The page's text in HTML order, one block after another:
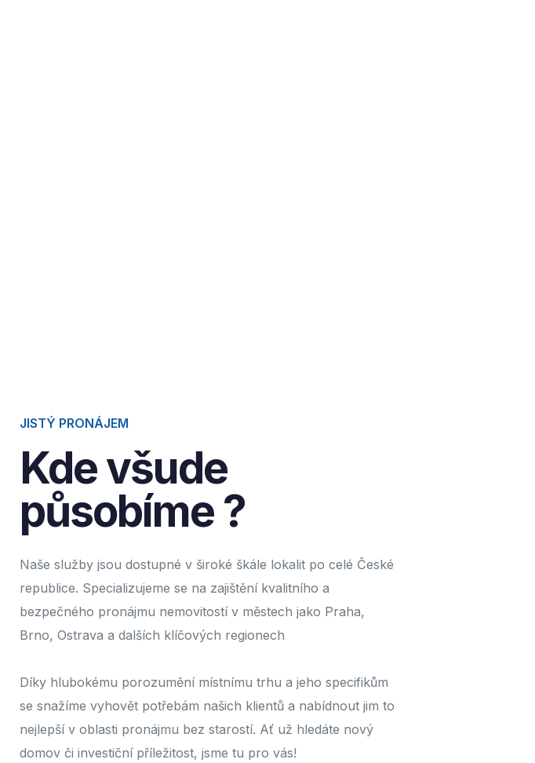
JISTÝ PRONÁJEM
Kde všude
působíme ?
Naše služby jsou dostupné v široké škále lokalit po celé České
republice. Specializujeme se na zajištění kvalitního a
bezpečného pronájmu nemovitostí v městech jako Praha,
Brno, Ostrava a dalších klíčových regionech
Díky hlubokému porozumění místnímu trhu a jeho specifikům
se snažíme vyhovět potřebám našich klientů a nabídnout jim to
nejlepší v oblasti pronájmu bez starostí. Ať už hledáte nový
domov či investiční příležitost, jsme tu pro vás!